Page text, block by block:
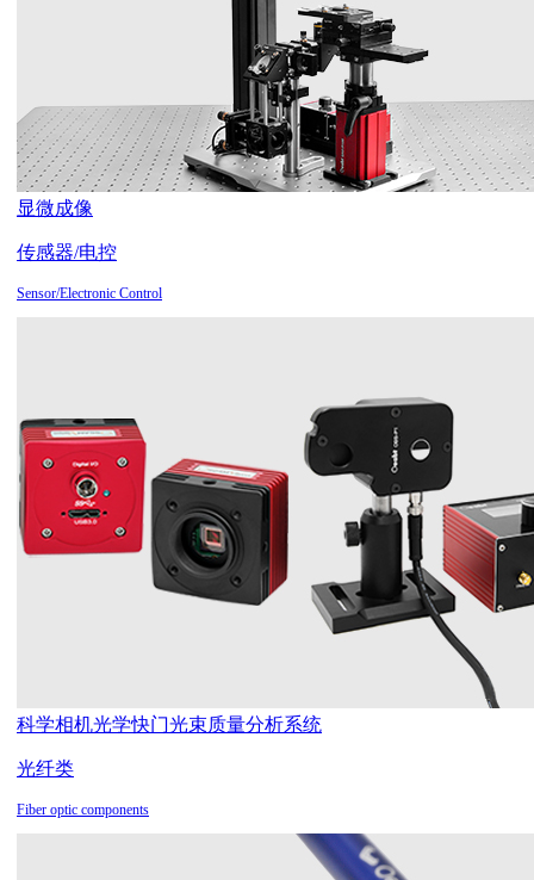
显微成像
传感器/电控
Sensor/Electronic Control
科学相机光学快门光束质量分析系统
光纤类
Fiber optic components